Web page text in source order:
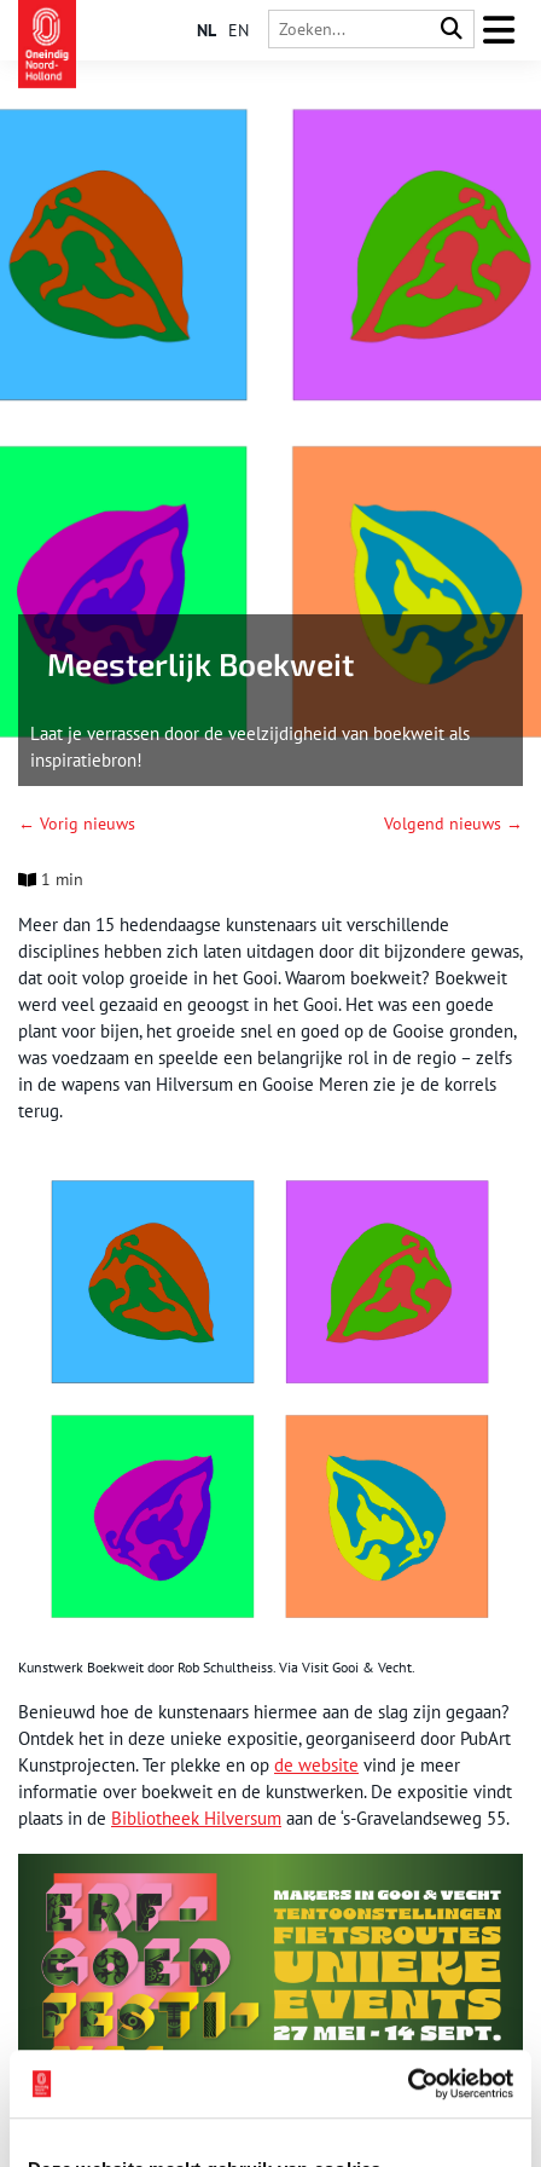
NL EN
Meesterlijk Boekweit
Laat je verrassen door de veelzijdigheid van boekweit als
inspiratiebron!
← Vorig nieuws Volgend nieuws →
1 min
Meer dan 15 hedendaagse kunstenaars uit verschillende
disciplines hebben zich laten uitdagen door dit bijzondere gewas,
dat ooit volop groeide in het Gooi. Waarom boekweit? Boekweit
werd veel gezaaid en geoogst in het Gooi. Het was een goede
plant voor bijen, het groeide snel en goed op de Gooise gronden,
was voedzaam en speelde een belangrijke rol in de regio – zelfs
in de wapens van Hilversum en Gooise Meren zie je de korrels
terug.
Kunstwerk Boekweit door Rob Schultheiss. Via Visit Gooi & Vecht.
Benieuwd hoe de kunstenaars hiermee aan de slag zijn gegaan?
Ontdek het in deze unieke expositie, georganiseerd door PubArt
Kunstprojecten. Ter plekke en op de website vind je meer
informatie over boekweit en de kunstwerken. De expositie vindt
plaats in de Bibliotheek Hilversum aan de ‘s-Gravelandseweg 55.
Bron: Visit Gooi & Vecht